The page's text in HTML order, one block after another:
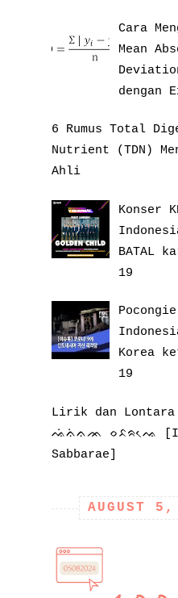
Cara
Mean
dengan
6 Rumus Total
Nutrient (TDN)
Ahli
Konser
BATAL
19
Korea
19
Lirik dan Lontara
ᨕᨗᨊᨗᨊᨏ ᨔᨅᨑᨕᨙ
Sabbarae]
AUGUST